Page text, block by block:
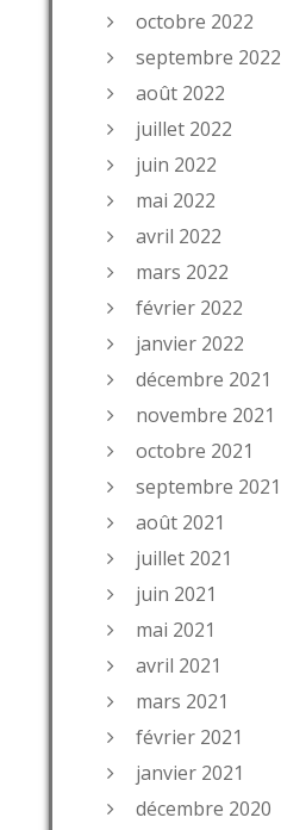
octobre 2022
septembre 2022
août 2022
juillet 2022
juin 2022
mai 2022
avril 2022
mars 2022
février 2022
janvier 2022
décembre 2021
novembre 2021
octobre 2021
septembre 2021
août 2021
juillet 2021
juin 2021
mai 2021
avril 2021
mars 2021
février 2021
janvier 2021
décembre 2020